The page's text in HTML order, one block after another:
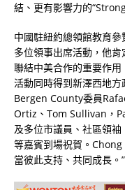
結、更有影響力的
中國駐紐約總領館教育
多位領事出席活動，他
聯結中美合作的重要作用
活動同時得到新澤西地方
Bergen County委員
Ortiz、Tom Sullivan，
及多位市議員、社區領
等嘉賓到場祝賀。
當彼此支持、共同成長。”